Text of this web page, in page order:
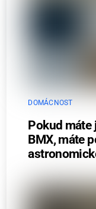
DOMÁCNOST
Pokud máte
BMX, máte